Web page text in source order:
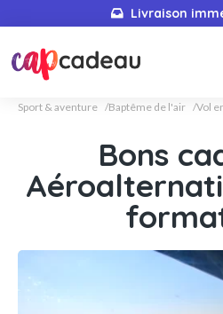
Livraison
Sport & aventure Baptême de l'air Vol
Bons